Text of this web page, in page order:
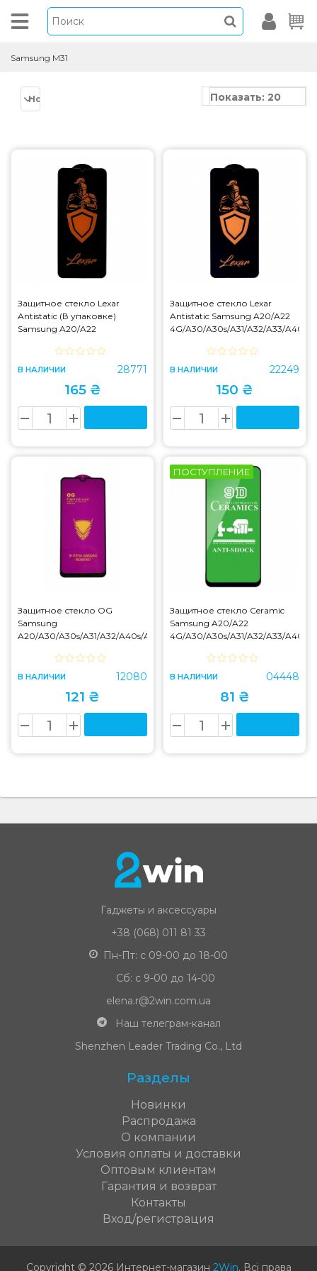
Samsung M31
Новинки Показать: 20
Защитное стекло Lexar
Antistatic (В упаковке)
Samsung A20/A22
В НАЛИЧИИ 28771
165 ₴
Защитное стекло Lexar
Antistatic Samsung A20/A22
4G/A30/A30s/A31/A32/A33/A40s/
В НАЛИЧИИ 22249
150 ₴
Защитное стекло OG
Samsung
A20/A30/A30s/A31/A32/A40s/A50/A50s/M21/M30/M30s/M31
В НАЛИЧИИ 12080
121 ₴
ПОСТУПЛЕНИЕ
Защитное стекло Ceramic
Samsung A20/A22
4G/A30/A30s/A31/A32/A33/A40s/
В НАЛИЧИИ 04448
81 ₴
Гаджеты и аксессуары
+38 (068) 011 81 33
Пн-Пт: с 09-00 до 18-00
Сб: с 9-00 до 14-00
elena.r@2win.com.ua
Наш телеграм-канал
Shenzhen Leader Trading Co., Ltd
Разделы
Новинки
Распродажа
О компании
Условия оплаты и доставки
Оптовым клиентам
Гарантия и возврат
Контакты
Вход/регистрация
Copyright © 2026 Интернет-магазин 2Win. Всі права